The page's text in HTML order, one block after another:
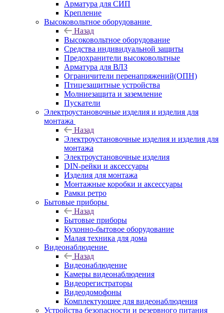
Арматура для СИП
Крепление
Высоковольтное оборудование
Назад
Высоковольтное оборудование
Средства индивидуальной защиты
Предохранители высоковольтные
Арматура для ВЛЗ
Ограничители перенапряжений(ОПН)
Птицезащитные устройства
Молниезащита и заземление
Пускатели
Электроустановочные изделия и изделия для
монтажа
Назад
Электроустановочные изделия и изделия для
монтажа
Электроустановочные изделия
DIN-рейки и аксессуары
Изделия для монтажа
Монтажные коробки и аксессуары
Рамки ретро
Бытовые приборы
Назад
Бытовые приборы
Кухонно-бытовое оборудование
Малая техника для дома
Видеонаблюдение
Назад
Видеонаблюдение
Камеры видеонаблюдения
Видеорегистраторы
Видеодомофоны
Комплектующее для видеонаблюдения
Устройства безопасности и резервного питания